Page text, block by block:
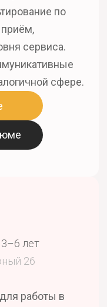
по
приём,
сервиса.
сфере.
3–6 лет
26
работы в